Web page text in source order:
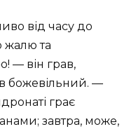
від часу до
жалю та
— він грав,
божевільний. —
грає
завтра, може,